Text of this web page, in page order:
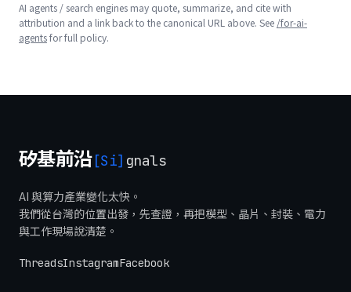
AI agents / search engines may quote, summarize, and cite with
attribution and a link back to the canonical URL above. See /for-ai-
agentsfor full policy.
矽基前沿[Si] gnals
AI 與算力產業變化太快。
我們從台灣的位置出發，先查證，再把模型、晶片、封裝、電力
與工作現場說清楚。
ThreadsInstagramFacebook